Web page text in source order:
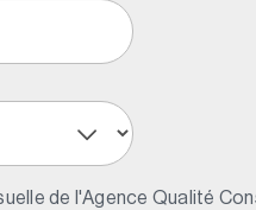
de l'Agence Qualité